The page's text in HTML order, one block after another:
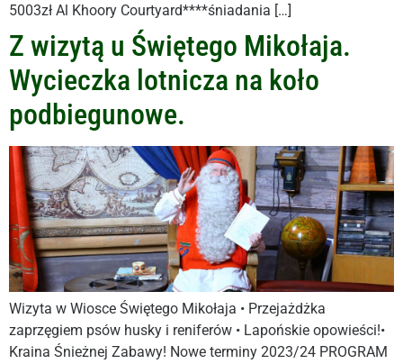
5003zł Al Khoory Courtyard****śniadania […]
Z wizytą u Świętego Mikołaja.
Wycieczka lotnicza na koło
podbiegunowe.
Wizyta w Wiosce Świętego Mikołaja • Przejażdżka
zaprzęgiem psów husky i reniferów • Lapońskie opowieści!•
Kraina Śnieżnej Zabawy! Nowe terminy 2023/24 PROGRAM